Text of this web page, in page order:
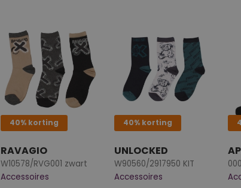
40% korting
RAVAGIO
W10578/RVG001 zwart
Accessoires
40% korting
UNLOCKED
W90560/2917950 KIT
Accessoires